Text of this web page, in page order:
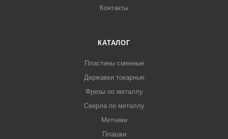
Контакты
КАТАЛОГ
Пластины сменные
Державки токарные
Фрезы по металлу
Сверла по металлу
Метчики
Плашки